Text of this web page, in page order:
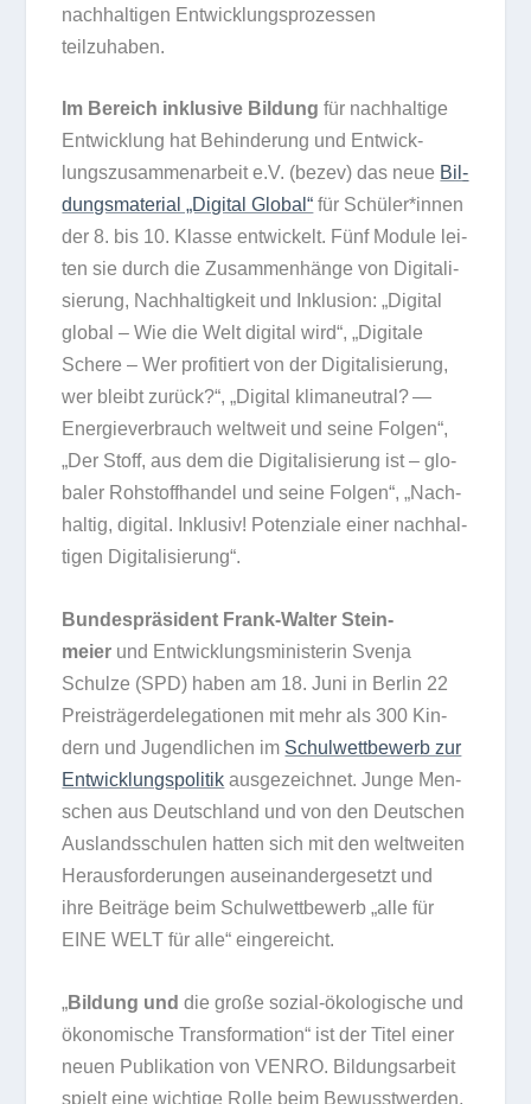
nach­hal­ti­gen Ent­wick­lungs­pro­zes­sen
teilzuhaben.
Im Bereich inklu­sive Bil­dung für nach­hal­tige
Ent­wick­lung hat Behin­de­rung und Ent­wick­
lungs­zu­sam­men­ar­beit e.V. (bezev) das neue Bil­
dungs­ma­te­rial „Digi­tal Glo­bal“ für Schüler*innen
der 8. bis 10. Klasse ent­wi­ckelt. Fünf Module lei­
ten sie durch die Zusam­men­hänge von Digi­ta­li­
sie­rung, Nach­hal­tig­keit und Inklu­sion: „Digi­tal
glo­bal – Wie die Welt digi­tal wird“, „Digi­tale
Schere – Wer pro­fi­tiert von der Digi­ta­li­sie­rung,
wer bleibt zurück?“, „Digi­tal kli­ma­neu­tral? —
Ener­gie­ver­brauch welt­weit und seine Fol­gen“,
„Der Stoff, aus dem die Digi­ta­li­sie­rung ist – glo­
ba­ler Roh­stoff­han­del und seine Fol­gen“, „Nach­
hal­tig, digi­tal. Inklu­siv! Poten­ziale einer nach­hal­
ti­gen Digitalisierung“.
Bun­des­prä­si­dent Frank-Wal­ter Stein­
meier und Ent­wick­lungs­mi­nis­te­rin Svenja
Schulze (SPD) haben am 18. Juni in Ber­lin 22
Preis­trä­ger­de­le­ga­tio­nen mit mehr als 300 Kin­
dern und Jugend­li­chen im Schul­wett­be­werb zur
Ent­wick­lungs­po­li­tik aus­ge­zeich­net. Junge Men­
schen aus Deutsch­land und von den Deut­schen
Aus­lands­schu­len hat­ten sich mit den welt­wei­ten
Her­aus­for­de­run­gen aus­ein­an­der­ge­setzt und
ihre Bei­träge beim Schul­wett­be­werb „alle für
EINE WELT für alle“ eingereicht.
„Bil­dung unddie große sozial-öko­lo­gi­sche und
öko­no­mi­sche Trans­for­ma­tion“ ist der Titel einer
neuen Publi­ka­tion von VENRO. Bil­dungs­ar­beit
spielt eine wich­tige Rolle beim Bewusst­wer­den,